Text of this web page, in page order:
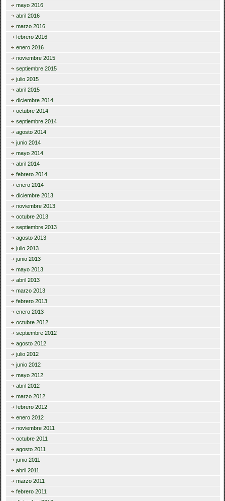
mayo 2016
abril 2016
marzo 2016
febrero 2016
enero 2016
noviembre 2015
septiembre 2015
julio 2015
abril 2015
diciembre 2014
octubre 2014
septiembre 2014
agosto 2014
junio 2014
mayo 2014
abril 2014
febrero 2014
enero 2014
diciembre 2013
noviembre 2013
octubre 2013
septiembre 2013
agosto 2013
julio 2013
junio 2013
mayo 2013
abril 2013
marzo 2013
febrero 2013
enero 2013
octubre 2012
septiembre 2012
agosto 2012
julio 2012
junio 2012
mayo 2012
abril 2012
marzo 2012
febrero 2012
enero 2012
noviembre 2011
octubre 2011
agosto 2011
junio 2011
abril 2011
marzo 2011
febrero 2011